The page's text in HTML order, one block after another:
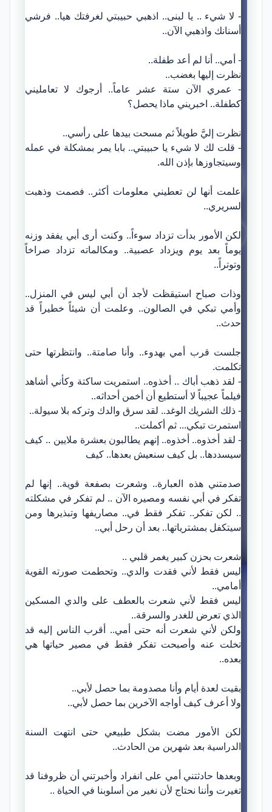
- لا شيء .. يا لبنى.. اذهبي حبيبتي لغرفتك هيا.. فرشي
أسنانك واذهبي الآن..
- أمي.. أنا لم أعد طفلة..
نظرت إليها بغضب..
- عمري الآن ستة عشر عاماً.. أرجوك لا تعامليني
كطفلة.. اخبريني ماذا يحصل؟
نظرت إليَّ طويلاً ثم مسحت بيدها على رأسي..
- قلت لك لا شيء يا حبيبتي.. بابا يمر بمشكلة في عمله
وسيتجاوزها بإذن الله.
علمت أنها لن تعطيني معلومات أكثر.. فصمت وذهبت
لسريري..
لكن الأمور بدأت تزداد سوءاً.. وكنت أرى أبي يفقد وزنه
يوماً بعد يوم ويزداد عصبية.. ومكالماته تزداد صراخاً
وتوتراً..
وذات صباح استيقظت لأجد أن أبي ليس في المنزل..
وأمي تبكي في الصالون.. وعلمت أن شيئاً خطيراً قد
حدث..
جلست قرب أمي بهدوء.. وأنا صامتة.. وانتظرتها حتى
تكلمت.
- لقد ذهب أباك .. أخذوه.. استمريت ساكتة وكأني أشاهد
فيلماً عجيباً لا أستطيع أن أخمن أحداثه..
- ذلك الشريك الوغد.. لقد سرق والدك وتركه بلا سيولة..
استمرت تبكي... ثم أكملت..
- لقد أخذوه.. أخذوه.. إنهم يطالبون بعشرة ملايين .. كيف
سيسددها.. بل كيف سنعيش بعدها.. كيف
صدمتني هذه العبارة.. وشعرت بصفعة قوية.. إنها لم
تفكر في أبي نفسه ومصيره الآن .. لم تفكر في مشكلته
.. لكن تفكر.. تفكر فقط في.. مصاريفها وتبذيرها ومن
سيتكفل بمشترياتها.. بعد أن رحل أبي..
شعرت بحزن كبير يغمر قلبي ..
ليس فقط لأني فقدت والدي.. وتحطمت صورته القوية
أمامي..
ليس فقط لأني شعرت بالعطف على والدي المسكين
الذي تعرض للغدر والسرقة..
ولكن لأني شعرت أنه حتى أمي.. أقرب الناس إليه قد
تخلت عنه وأصبحت تفكر فقط في مصير حياتها هي
بعده..
بقيت لعدة أيام وأنا مصدومة بما حصل لأبي..
ولا أعرف كيف أواجه الآخرين بما حصل لأبي..
لكن الأمور مضت بشكل طبيعي حتى انتهت السنة
الدراسية بعد شهرين من الحادث..
وبعدها حادثتني أمي على انفراد وأخبرتني أن ظروفنا قد
تغيرت وأننا نحتاج لأن نغير من أسلوبنا في الحياة ..